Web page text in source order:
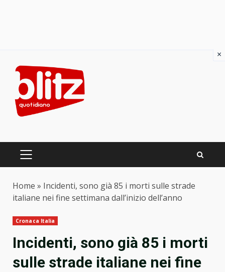
content
PRIMARY
Home » Incidenti, sono già 85 i morti sulle strade
italiane nei fine settimana dall’inizio dell’anno
Cronaca Italia
Incidenti, sono già 85 i morti
sulle strade italiane nei fine
×